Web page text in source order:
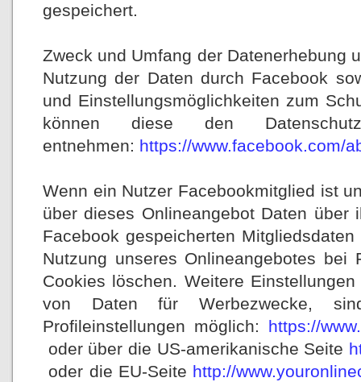
gespeichert.
Zweck und Umfang der Datenerhebung
Nutzung der Daten durch Facebook
und Einstellungsmöglichkeiten zum
können diese den
entnehmen: https://www.facebook.com/
Wenn ein Nutzer Facebookmitglied ist
über dieses Onlineangebot Daten
Facebook gespeicherten
Nutzung unseres Onlineangebotes bei
Cookies löschen. Weitere
von Daten für Werbezwecke,
Profileinstellungen möglich: https://
oder über die US-amerikanische Seite
oder die EU-Seite http://